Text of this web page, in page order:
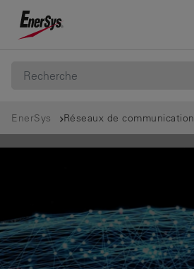
EnerSys Réseaux de communication